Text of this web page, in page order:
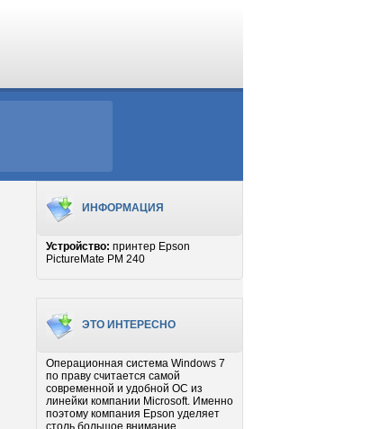
ИНФОРМАЦИЯ
Устройство: принтер Epson
PictureMate PM 240
ЭТО ИНТЕРЕСНО
Операционная система Windows 7
по праву считается самой
современной и удобной ОС из
линейки компании Microsoft. Именно
поэтому компания Epson уделяет
столь большое внимание